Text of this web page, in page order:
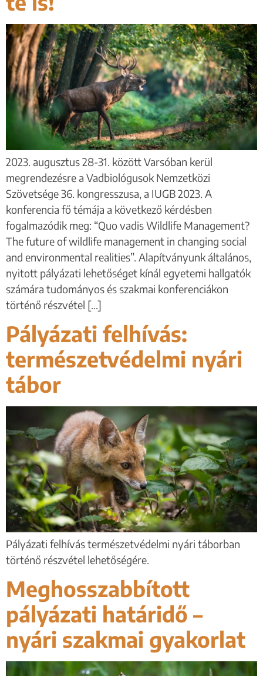
2023. augusztus 28-31. között Varsóban kerül
megrendezésre a Vadbiológusok Nemzetközi
Szövetsége 36. kongresszusa, a IUGB 2023. A
konferencia fő témája a következő kérdésben
fogalmazódik meg: “Quo vadis Wildlife Management?
The future of wildlife management in changing social
and environmental realities”. Alapítványunk általános,
nyitott pályázati lehetőséget kínál egyetemi hallgatók
számára tudományos és szakmai konferenciákon
történő részvétel […]
Pályázati felhívás:
természetvédelmi nyári
tábor
Pályázati felhívás természetvédelmi nyári táborban
történő részvétel lehetőségére.
Meghosszabbított
pályázati határidő –
nyári szakmai gyakorlat